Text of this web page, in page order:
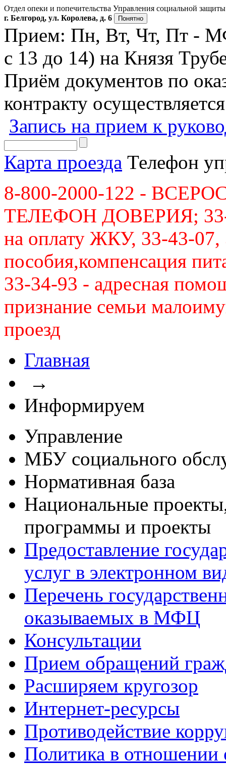
Отдел опеки и попечительства Управления социальной
г. Белгород, ул. Королева, д. 6
Понятно
Прием: Пн, Вт, Чт, Пт -
с 13 до 14) на Князя
Приём документов по
контракту
Запись на прием к
Карта проезда Телефон
8-800-2000-122 -
ТЕЛЕФОН ДОВЕРИЯ; 33-
на оплату ЖКУ, 33-43-07,
пособия,компенсация
33-34-93 - адресная
признание семьи
проезд
Главная
→
Информируем
Управление
МБУ социального
Нормативная база
Национальные
программы и проекты
Предоставление
услуг в электронном
Перечень
оказываемых в МФЦ
Консультации
Прием обращений
Расширяем кругозор
Интернет-ресурсы
Противодействие
Политика в отношении